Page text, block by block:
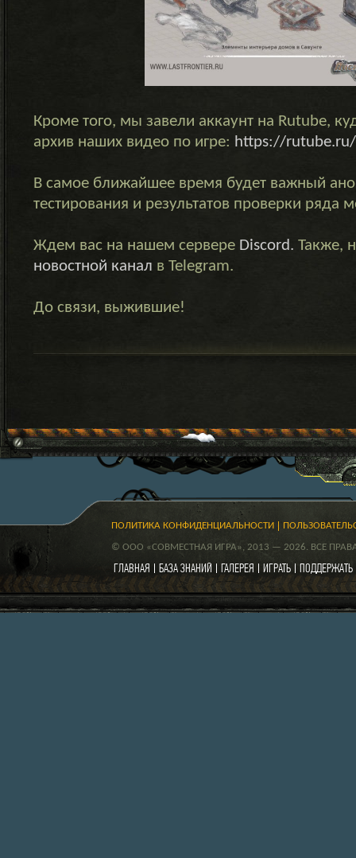
Кроме того, мы завели аккаунт на Rutube,
архив наших видео по игре: https://
В самое ближайшее время будет важный
тестирования и результатов проверки ряда
Ждем вас на нашем сервере Discord. Также,
новостной канал в Telegram.
До связи, выжившие!
ПОЛИТИКА КОНФИДЕНЦИАЛЬНОСТИ
© ООО «СОВМЕСТНАЯ ИГРА», 2013 — 2026. ВСЕ
ГЛАВНАЯ БАЗА ЗНАНИЙ ГАЛЕРЕЯ ИГРАТЬ ПОДДЕРЖАТЬ